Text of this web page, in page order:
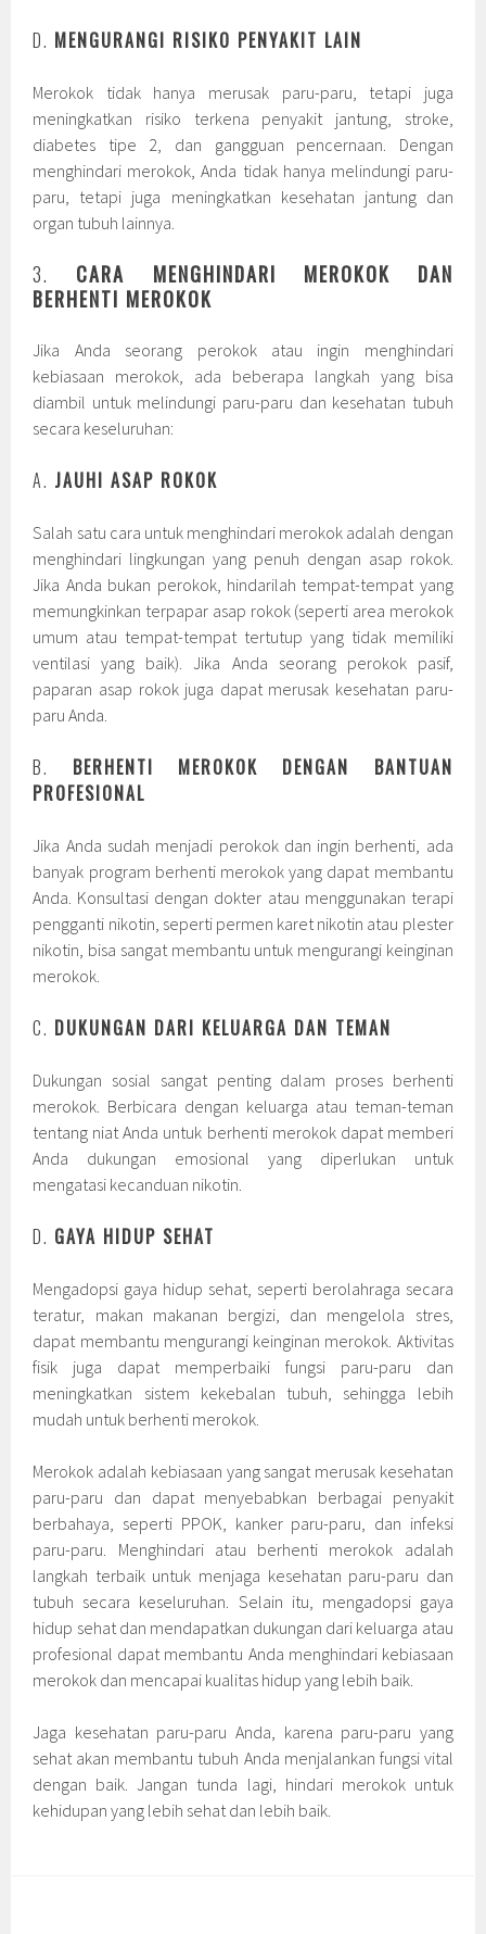
D. MENGURANGI RISIKO PENYAKIT LAIN
Merokok tidak hanya merusak paru-paru, tetapi juga
meningkatkan risiko terkena penyakit jantung, stroke,
diabetes tipe 2, dan gangguan pencernaan. Dengan
menghindari merokok, Anda tidak hanya melindungi paru-
paru, tetapi juga meningkatkan kesehatan jantung dan
organ tubuh lainnya.
3. CARA MENGHINDARI MEROKOK DAN
BERHENTI MEROKOK
Jika Anda seorang perokok atau ingin menghindari
kebiasaan merokok, ada beberapa langkah yang bisa
diambil untuk melindungi paru-paru dan kesehatan tubuh
secara keseluruhan:
A. JAUHI ASAP ROKOK
Salah satu cara untuk menghindari merokok adalah dengan
menghindari lingkungan yang penuh dengan asap rokok.
Jika Anda bukan perokok, hindarilah tempat-tempat yang
memungkinkan terpapar asap rokok (seperti area merokok
umum atau tempat-tempat tertutup yang tidak memiliki
ventilasi yang baik). Jika Anda seorang perokok pasif,
paparan asap rokok juga dapat merusak kesehatan paru-
paru Anda.
B. BERHENTI MEROKOK DENGAN BANTUAN
PROFESIONAL
Jika Anda sudah menjadi perokok dan ingin berhenti, ada
banyak program berhenti merokok yang dapat membantu
Anda. Konsultasi dengan dokter atau menggunakan terapi
pengganti nikotin, seperti permen karet nikotin atau plester
nikotin, bisa sangat membantu untuk mengurangi keinginan
merokok.
C. DUKUNGAN DARI KELUARGA DAN TEMAN
Dukungan sosial sangat penting dalam proses berhenti
merokok. Berbicara dengan keluarga atau teman-teman
tentang niat Anda untuk berhenti merokok dapat memberi
Anda dukungan emosional yang diperlukan untuk
mengatasi kecanduan nikotin.
D. GAYA HIDUP SEHAT
Mengadopsi gaya hidup sehat, seperti berolahraga secara
teratur, makan makanan bergizi, dan mengelola stres,
dapat membantu mengurangi keinginan merokok. Aktivitas
fisik juga dapat memperbaiki fungsi paru-paru dan
meningkatkan sistem kekebalan tubuh, sehingga lebih
mudah untuk berhenti merokok.
Merokok adalah kebiasaan yang sangat merusak kesehatan
paru-paru dan dapat menyebabkan berbagai penyakit
berbahaya, seperti PPOK, kanker paru-paru, dan infeksi
paru-paru. Menghindari atau berhenti merokok adalah
langkah terbaik untuk menjaga kesehatan paru-paru dan
tubuh secara keseluruhan. Selain itu, mengadopsi gaya
hidup sehat dan mendapatkan dukungan dari keluarga atau
profesional dapat membantu Anda menghindari kebiasaan
merokok dan mencapai kualitas hidup yang lebih baik.
Jaga kesehatan paru-paru Anda, karena paru-paru yang
sehat akan membantu tubuh Anda menjalankan fungsi vital
dengan baik. Jangan tunda lagi, hindari merokok untuk
kehidupan yang lebih sehat dan lebih baik.